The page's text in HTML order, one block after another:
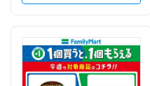
t
l
o
w